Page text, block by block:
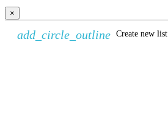
×
add_circle_outline Create new list